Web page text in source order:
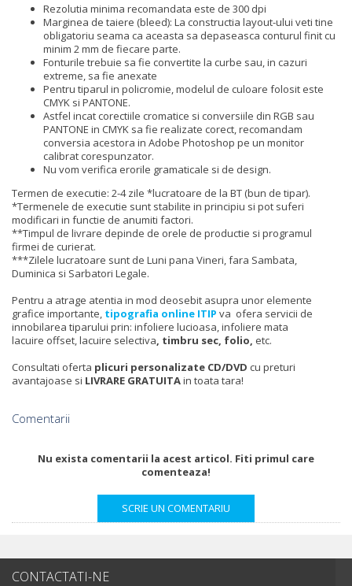
Rezolutia minima recomandata este de 300 dpi
Marginea de taiere (bleed): La constructia layout-ului veti tine
obligatoriu seama ca aceasta sa depaseasca conturul finit cu
minim 2 mm de fiecare parte.
Fonturile trebuie sa fie convertite la curbe sau, in cazuri
extreme, sa fie anexate
Pentru tiparul in policromie, modelul de culoare folosit este
CMYK si PANTONE.
Astfel incat corectiile cromatice si conversiile din RGB sau
PANTONE in CMYK sa fie realizate corect, recomandam
conversia acestora in Adobe Photoshop pe un monitor
calibrat corespunzator.
Nu vom verifica erorile gramaticale si de design.
Termen de executie: 2-4 zile *lucratoare de la BT (bun de tipar).
*Termenele de executie sunt stabilite in principiu si pot suferi
modificari in functie de anumiti factori.
**Timpul de livrare depinde de orele de productie si programul
firmei de curierat.
***Zilele lucratoare sunt de Luni pana Vineri, fara Sambata,
Duminica si Sarbatori Legale.
Pentru a atrage atentia in mod deosebit asupra unor elemente
grafice importante, tipografia online ITIP va ofera servicii de
innobilarea tiparului prin: infoliere lucioasa, infoliere mata
lacuire offset, lacuire selectiva, timbru sec, folio, etc.
Consultati oferta plicuri personalizate CD/DVD cu preturi
avantajoase si LIVRARE GRATUITAin toata tara!
Comentarii
Nu exista comentarii la acest articol. Fiti primul care
comenteaza!
CONTACTATI-NE